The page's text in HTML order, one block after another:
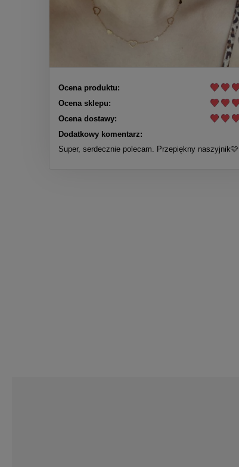
Ocena produktu:
Ocena sklepu:
Ocena dostawy:
Dodatkowy komentarz:
Super, serdecznie polecam. Przepiękny naszyjnik🩷